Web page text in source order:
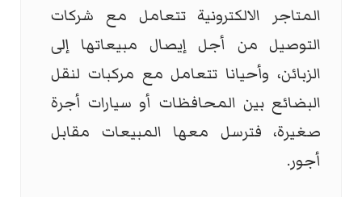
المتاجر الالكترونية تتعامل مع شركات
التوصيل من أجل إيصال مبيعاتها إلى
الزبائن، وأحيانا تتعامل مع مركبات لنقل
البضائع بين المحافظات أو سيارات أجرة
صغيرة، فترسل معها المبيعات مقابل
أجور.